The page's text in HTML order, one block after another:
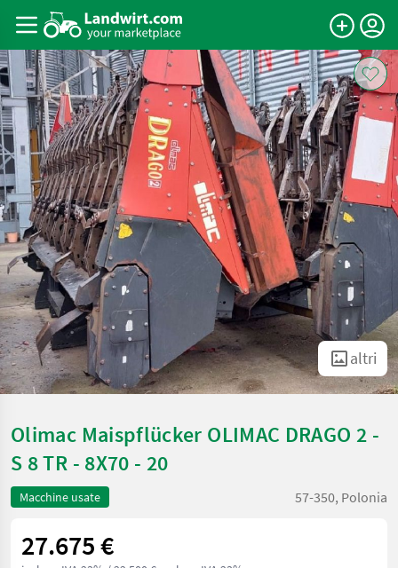
altri
Olimac Maispflücker OLIMAC DRAGO 2 -
S 8 TR - 8X70 - 20
Macchine usate 57-350, Polonia
27.675 €